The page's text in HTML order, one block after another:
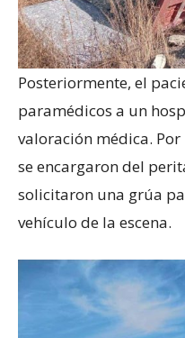
Posteriormente, el
paramédicos a un
valoración médica.
se encargaron del
solicitaron una grúa
vehículo de la escena.